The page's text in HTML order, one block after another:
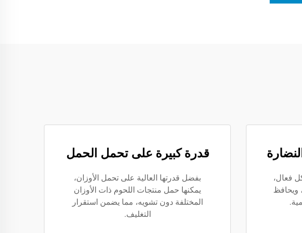
فعال،
ويحافظ
قدرة كبيرة على تحمل الحمل
بفضل قدرتها العالية على تحمل الأوزان،
يمكنها حمل منتجات اللحوم ذات الأوزان
المختلفة دون تشويه، مما يضمن استقرار
التغليف.